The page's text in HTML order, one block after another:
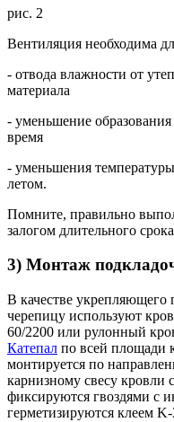
рис. 2
Вентиляция необходима
- отвода влажности от
материала
- уменьшение
время
- уменьшения
летом.
Помните, правильно
залогом длительного
3) Монтаж
В качестве укрепляющего
черепицу используют
60/2200 или рулонный
Катепал по всей площади
монтируется по
карнизному свесу кровли
фиксируются гвоздями с
герметизируются клеем